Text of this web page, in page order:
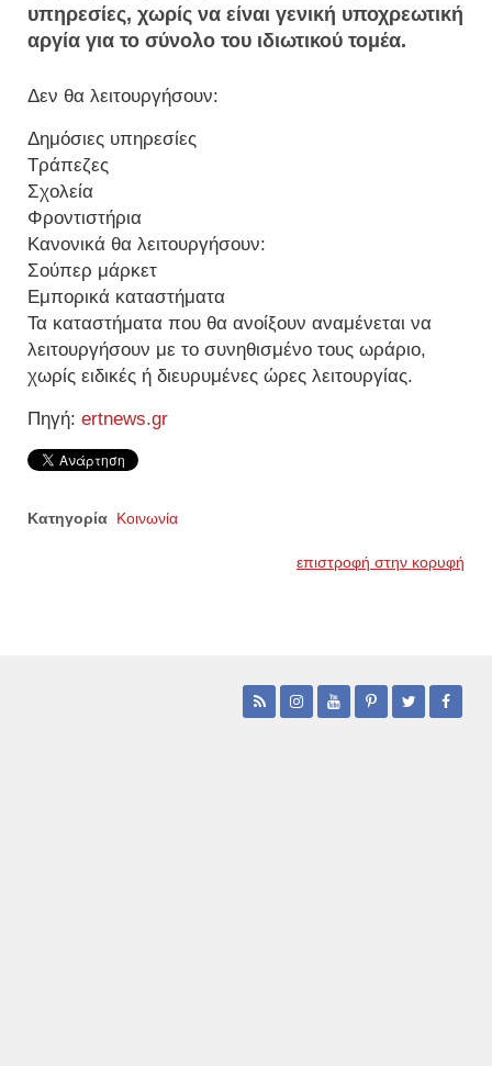
υπηρεσίες, χωρίς να είναι γενική υποχρεωτική
αργία για το σύνολο του ιδιωτικού τομέα.
Δεν θα λειτουργήσουν:
Δημόσιες υπηρεσίες
Τράπεζες
Σχολεία
Φροντιστήρια
Κανονικά θα λειτουργήσουν:
Σούπερ μάρκετ
Εμπορικά καταστήματα
Τα καταστήματα που θα ανοίξουν αναμένεται να
λειτουργήσουν με το συνηθισμένο τους ωράριο,
χωρίς ειδικές ή διευρυμένες ώρες λειτουργίας.
Πηγή: ertnews.gr
Κατηγορία Κοινωνία
επιστροφή στην κορυφή